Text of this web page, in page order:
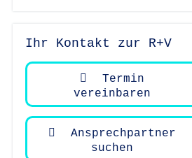
Ihr Kontakt zur R+V
Termin
vereinbaren
Ansprechpartner
suchen